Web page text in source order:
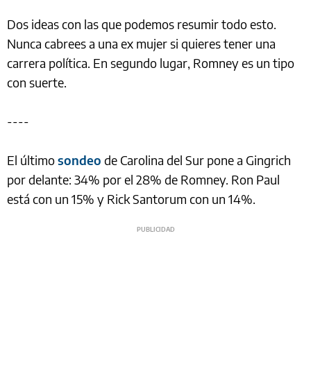
Dos ideas con las que podemos resumir todo esto.
Nunca cabrees a una ex mujer si quieres tener una
carrera política. En segundo lugar, Romney es un tipo
con suerte.
----
El últimosondeo de Carolina del Sur pone a Gingrich
por delante: 34% por el 28% de Romney. Ron Paul
está con un 15% y Rick Santorum con un 14%.